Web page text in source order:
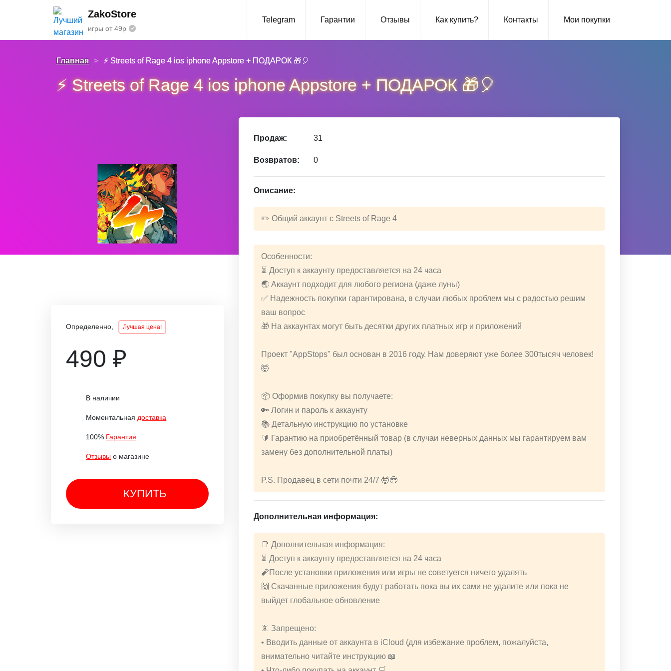
ZakoStore
игры от 49р
Telegram Гарантии Отзывы Как купить? Контакты Мои покупки
Главная > ⚡️ Streets of Rage 4 ios iphone Appstore + ПОДАРОК 🎁🎈
⚡️ Streets of Rage 4 ios iphone Appstore + ПОДАРОК 🎁🎈
Определенно, Лучшая цена!
490 ₽
В наличии
Моментальнаядоставка
100% Гарантия
Отзывы о магазине
КУПИТЬ
Продаж: 31
Возвратов: 0
Описание:
✏️ Общий аккаунт с Streets of Rage 4
Особенности:
⏳ Доступ к аккаунту предоставляется на 24 часа
🌏 Аккаунт подходит для любого региона (даже луны)
✅ Надежность покупки гарантирована, в случаи любых проблем мы с радостью решим
ваш вопрос
🎁 На аккаунтах могут быть десятки других платных игр и приложений
Проект "AppStops" был основан в 2016 году. Нам доверяют уже более 300тысяч человек!
🤯
📦 Оформив покупку вы получаете:
🔑 Логин и пароль к аккаунту
📚 Детальную инструкцию по установке
🔰 Гарантию на приобретённый товар (в случаи неверных данных мы гарантируем вам
замену без дополнительной платы)
P.S. Продавец в сети почти 24/7 🤯😎
Дополнительная информация:
📑 Дополнительная информация:
⏳ Доступ к аккаунту предоставляется на 24 часа
🧨После установки приложения или игры не советуется ничего удалять
🙌 Скачанные приложения будут работать пока вы их сами не удалите или пока не
выйдет глобальное обновление
📵 Запрещено:
• Вводить данные от аккаунта в iCloud (для избежание проблем, пожалуйста,
внимательно читайте инструкцию 📖